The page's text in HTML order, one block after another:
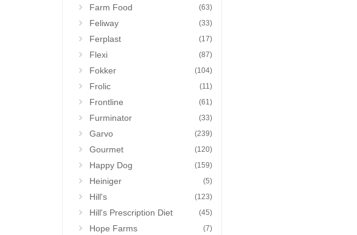
Farm Food (63)
Feliway (33)
Ferplast (17)
Flexi (87)
Fokker (104)
Frolic (11)
Frontline (61)
Furminator (33)
Garvo (239)
Gourmet (120)
Happy Dog (159)
Heiniger (5)
Hill's (123)
Hill's Prescription Diet (45)
Hope Farms (7)